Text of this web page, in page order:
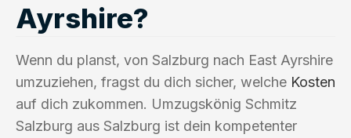
Ayrshire?
Wenn du planst, von Salzburg nach East Ayrshire
umzuziehen, fragst du dich sicher, welche Kosten
auf dich zukommen. Umzugskönig Schmitz
Salzburg aus Salzburg ist dein kompetenter